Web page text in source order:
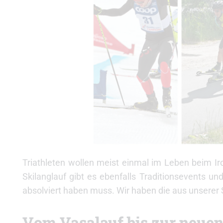
Triathleten wollen meist einmal im Leben beim
Skilanglauf gibt es ebenfalls Traditionsevents
absolviert haben muss. Wir haben die aus